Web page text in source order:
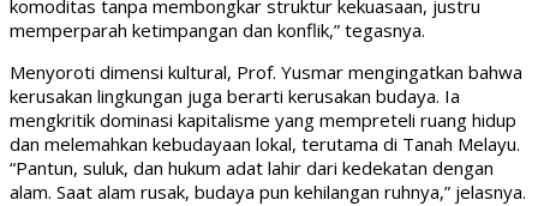
komoditas tanpa membongkar struktur kekuasaan, justru
memperparah ketimpangan dan konflik,” tegasnya.
Menyoroti dimensi kultural, Prof. Yusmar mengingatkan bahwa
kerusakan lingkungan juga berarti kerusakan budaya. Ia
mengkritik dominasi kapitalisme yang mempreteli ruang hidup
dan melemahkan kebudayaan lokal, terutama di Tanah Melayu.
“Pantun, suluk, dan hukum adat lahir dari kedekatan dengan
alam. Saat alam rusak, budaya pun kehilangan ruhnya,” jelasnya.